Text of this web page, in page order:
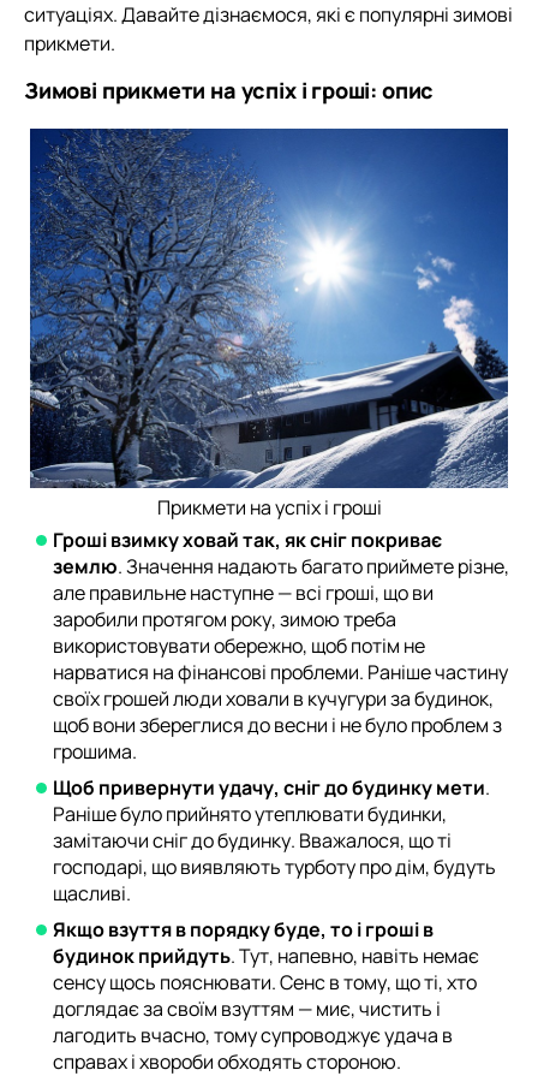
ситуаціях. Давайте дізнаємося, які є популярні зимові
прикмети.
Зимові прикмети на успіх і гроші: опис
Прикмети на успіх і гроші
Гроші взимку ховай так, як сніг покриває
землю. Значення надають багато приймете різне,
але правильне наступне — всі гроші, що ви
заробили протягом року, зимою треба
використовувати обережно, щоб потім не
нарватися на фінансові проблеми. Раніше частину
своїх грошей люди ховали в кучугури за будинок,
щоб вони збереглися до весни і не було проблем з
грошима.
Щоб привернути удачу, сніг до будинку мети.
Раніше було прийнято утеплювати будинки,
замітаючи сніг до будинку. Вважалося, що ті
господарі, що виявляють турботу про дім, будуть
щасливі.
Якщо взуття в порядку буде, то і гроші в
будинок прийдуть. Тут, напевно, навіть немає
сенсу щось пояснювати. Сенс в тому, що ті, хто
доглядає за своїм взуттям — миє, чистить і
лагодить вчасно, тому супроводжує удача в
справах і хвороби обходять стороною.